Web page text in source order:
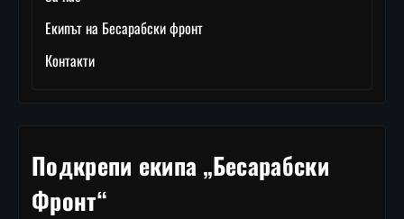
Екипът на Бесарабски фронт
Контакти
Подкрепи екипа „Бесарабски
Фронт“